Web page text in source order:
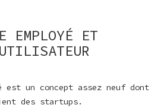
EMPLOYÉ ET
est un concept assez neuf dont
des startups.